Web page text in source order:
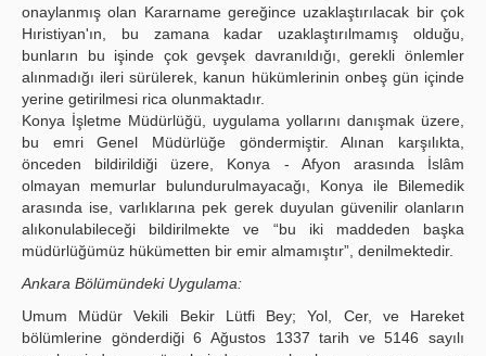
onaylanmış olan Kararname gereğince uzaklaştırılacak bir çok
Hıristiyan'ın, bu zamana kadar uzaklaştırılmamış olduğu,
bunların bu işinde çok gevşek davranıldığı, gerekli önlemler
alınmadığı ileri sürülerek, kanun hükümlerinin onbeş gün içinde
yerine getirilmesi rica olunmaktadır.
Konya İşletme Müdürlüğü, uygulama yollarını danışmak üzere,
bu emri Genel Müdürlüğe göndermiştir. Alınan karşılıkta,
önceden bildirildiği üzere, Konya - Afyon arasında İslâm
olmayan memurlar bulundurulmayacağı, Konya ile Bilemedik
arasında ise, varlıklarına pek gerek duyulan güvenilir olanların
alıkonulabileceği bildirilmekte ve “bu iki maddeden başka
müdürlüğümüz hükümetten bir emir almamıştır”, denilmektedir.
Ankara Bölümündeki Uygulama:
Umum Müdür Vekili Bekir Lütfi Bey; Yol, Cer, ve Hareket
bölümlerine gönderdiği 6 Ağustos 1337 tarih ve 5146 sayılı